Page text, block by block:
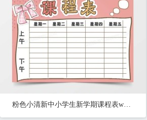
粉色小清新中小学生新学期课程表word模板